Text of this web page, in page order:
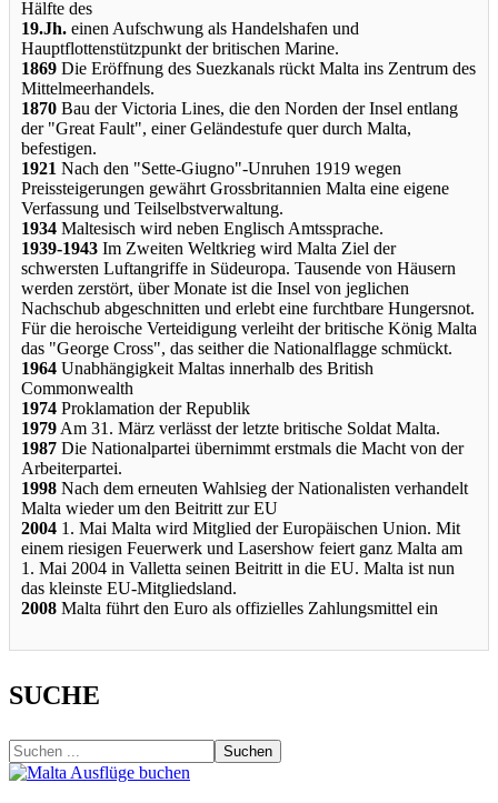
Hälfte des
19.Jh. einen Aufschwung als Handelshafen und
Hauptflottenstützpunkt der britischen Marine.
1869 Die Eröffnung des Suezkanals rückt Malta ins Zentrum des
Mittelmeerhandels.
1870 Bau der Victoria Lines, die den Norden der Insel entlang
der "Great Fault", einer Geländestufe quer durch Malta,
befestigen.
1921 Nach den "Sette-Giugno"-Unruhen 1919 wegen
Preissteigerungen gewährt Grossbritannien Malta eine eigene
Verfassung und Teilselbstverwaltung.
1934 Maltesisch wird neben Englisch Amtssprache.
1939-1943 Im Zweiten Weltkrieg wird Malta Ziel der
schwersten Luftangriffe in Südeuropa. Tausende von Häusern
werden zerstört, über Monate ist die Insel von jeglichen
Nachschub abgeschnitten und erlebt eine furchtbare Hungersnot.
Für die heroische Verteidigung verleiht der britische König Malta
das "George Cross", das seither die Nationalflagge schmückt.
1964 Unabhängigkeit Maltas innerhalb des British
Commonwealth
1974 Proklamation der Republik
1979 Am 31. März verlässt der letzte britische Soldat Malta.
1987 Die Nationalpartei übernimmt erstmals die Macht von der
Arbeiterpartei.
1998 Nach dem erneuten Wahlsieg der Nationalisten verhandelt
Malta wieder um den Beitritt zur EU
2004 1. Mai Malta wird Mitglied der Europäischen Union. Mit
einem riesigen Feuerwerk und Lasershow feiert ganz Malta am
1. Mai 2004 in Valletta seinen Beitritt in die EU. Malta ist nun
das kleinste EU-Mitgliedsland.
2008 Malta führt den Euro als offizielles Zahlungsmittel ein
SUCHE
Suchen